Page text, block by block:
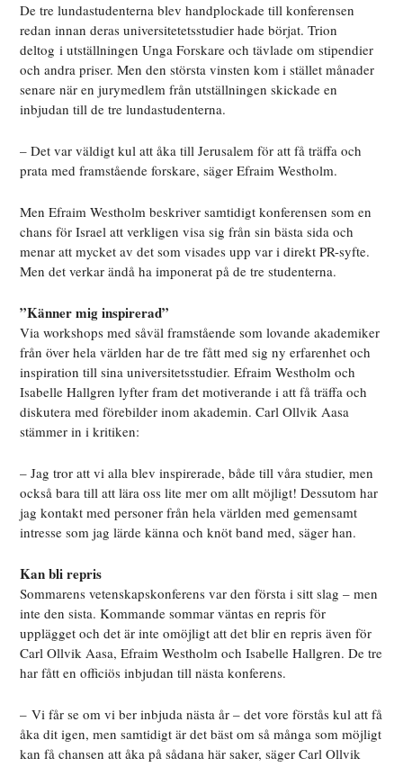
De tre lundastudenterna blev handplockade till konferensen
redan innan deras universitetetsstudier hade börjat. Trion
deltog i utställningen Unga Forskare och tävlade om stipendier
och andra priser. Men den största vinsten kom i stället månader
senare när en jurymedlem från utställningen skickade en
inbjudan till de tre lundastudenterna.
– Det var väldigt kul att åka till Jerusalem för att få träffa och
prata med framstående forskare, säger Efraim Westholm.
Men Efraim Westholm beskriver samtidigt konferensen som en
chans för Israel att verkligen visa sig från sin bästa sida och
menar att mycket av det som visades upp var i direkt PR-syfte.
Men det verkar ändå ha imponerat på de tre studenterna.
”Känner mig inspirerad”
Via workshops med såväl framstående som lovande akademiker
från över hela världen har de tre fått med sig ny erfarenhet och
inspiration till sina universitetsstudier. Efraim Westholm och
Isabelle Hallgren lyfter fram det motiverande i att få träffa och
diskutera med förebilder inom akademin. Carl Ollvik Aasa
stämmer in i kritiken:
– Jag tror att vi alla blev inspirerade, både till våra studier, men
också bara till att lära oss lite mer om allt möjligt! Dessutom har
jag kontakt med personer från hela världen med gemensamt
intresse som jag lärde känna och knöt band med, säger han.
Kan bli repris
Sommarens vetenskapskonferens var den första i sitt slag – men
inte den sista. Kommande sommar väntas en repris för
upplägget och det är inte omöjligt att det blir en repris även för
Carl Ollvik Aasa, Efraim Westholm och Isabelle Hallgren. De tre
har fått en officiös inbjudan till nästa konferens.
–Vi får se om vi ber inbjuda nästa år – det vore förstås kul att få
åka dit igen, men samtidigt är det bäst om så många som möjligt
kan få chansen att åka på sådana här saker, säger Carl Ollvik